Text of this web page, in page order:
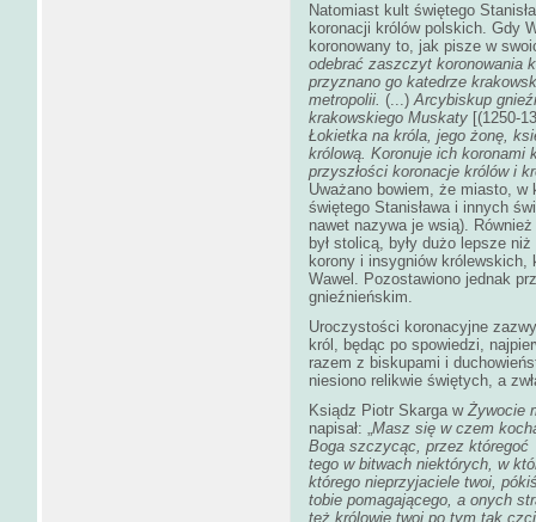
Natomiast kult świętego
koronacji królów polskich. Gdy
koronowany to, jak pisze w
odebrać zaszczyt koronowania
przyznano go katedrze
metropolii. (...)Arcybiskup
krakowskiego Muskaty [(1250-
Łokietka na króla, jego żonę,
królową. Koronuje ich koronami
przyszłości koronacje królów i
Uważano bowiem, że miasto,
świętego Stanisława i innych
nawet nazywa je wsią).
był stolicą, były dużo lepsze
korony i insygniów królewskich,
Wawel. Pozostawiono jednak
gnieźnieńskim.
Uroczystości koronacyjne
król, będąc po spowiedzi,
razem z biskupami i
niesiono relikwie świętych, a
Ksiądz Piotr Skarga w Żywocie
napisał: „Masz się w czem
Boga szczycąc, przez
tego w bitwach niektórych, w
którego nieprzyjaciele twoi,
tobie pomagającego, a onych
też królowie twoi po tym tak